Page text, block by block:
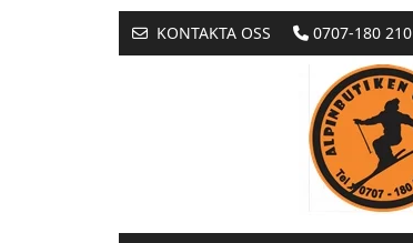
KONTAKTA OSS 0707-180 210